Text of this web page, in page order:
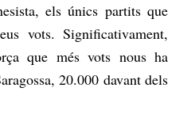
els únics partits que
vots. Significativament,
que més vots nous ha
20.000 davant dels